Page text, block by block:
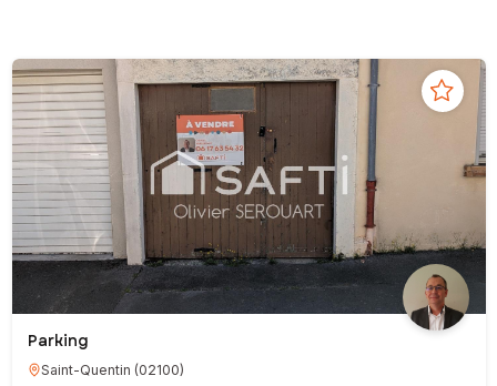
Parking
Saint-Quentin (02100)